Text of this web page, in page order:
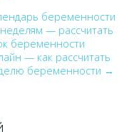
беременности
— рассчитать
беременности
— как рассчитать
беременности →